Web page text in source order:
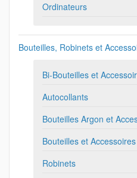
Ordinateurs
Bouteilles, Robinets et
Bi-Bouteilles et
Autocollants
Bouteilles Argon et
Bouteilles et
Robinets